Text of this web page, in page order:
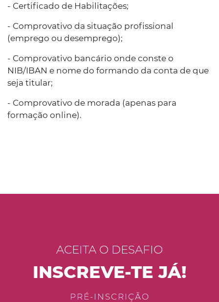
- Certificado de Habilitações;
- Comprovativo da situação profissional
(emprego ou desemprego);
- Comprovativo bancário onde conste o
NIB/IBAN e nome do formando da conta de que
seja titular;
- Comprovativo de morada (apenas para
formação online).
ACEITA O DESAFIO
INSCREVE-TE JÁ!
PRÉ-INSCRIÇÃO